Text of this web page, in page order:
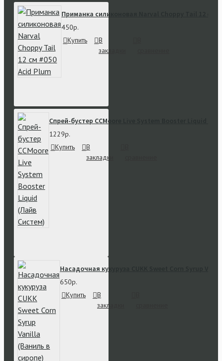
Приманка силиконовая Narval Choppy Tail 12 см
450р.
Купить
В
закладки
Спрей-бустер CCMoore Live System Booster Liquid
1229р.
Купить
В
закладки
Насадочная кукуруза CUKK Sweet Corn Syrup
650р.
Купить
В
закладки